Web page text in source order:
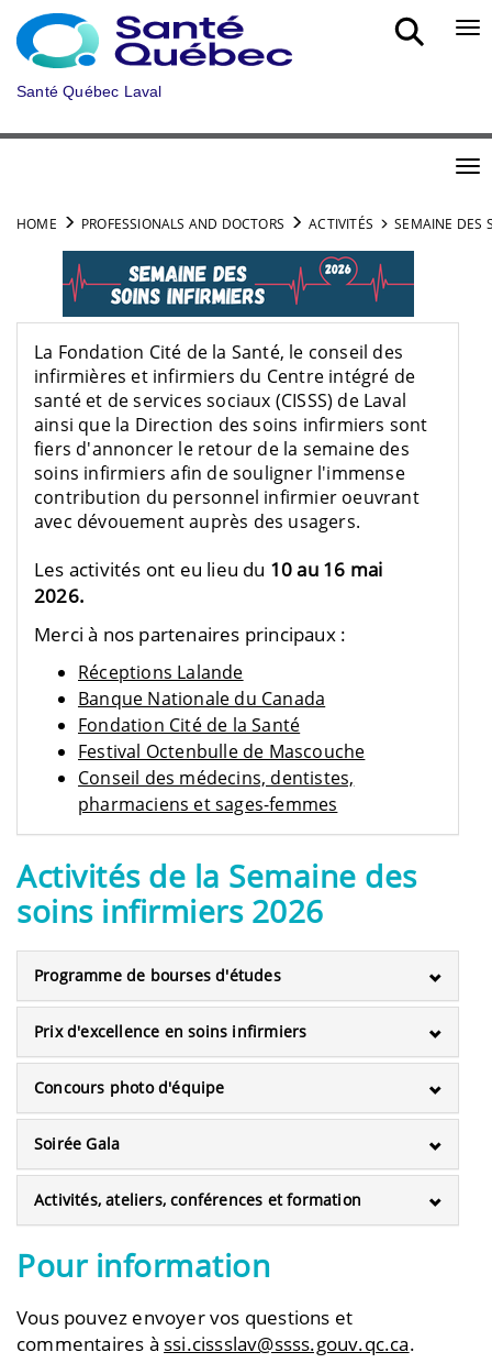
Skip to main content
Santé Québec Laval
HOME PROFESSIONALS AND DOCTORS ACTIVITÉS SEMAINE DES
La Fondation Cité de la Santé, le conseil des
infirmières et infirmiers du Centre intégré de
santé et de services sociaux (CISSS) de Laval
ainsi que la Direction des soins infirmiers sont
fiers d'annoncer le retour de la semaine des
soins infirmiers afin de souligner l'immense
contribution du personnel infirmier oeuvrant
avec dévouement auprès des usagers.
Les activités ont eu lieu du 10 au 16 mai
2026.
Merci à nos partenaires principaux :
Réceptions Lalande
Banque Nationale du Canada
Fondation Cité de la Santé
Festival Octenbulle de Mascouche
Conseil des médecins, dentistes,
pharmaciens et sages-femmes
Activités de la Semaine des
soins infirmiers 2026
Programme de bourses d'études
Prix d'excellence en soins infirmiers
Concours photo d'équipe
Soirée Gala
Activités, ateliers, conférences et formation
Pour information
Vous pouvez envoyer vos questions et
commentaires à ssi.cissslav@ssss.gouv.qc.ca.